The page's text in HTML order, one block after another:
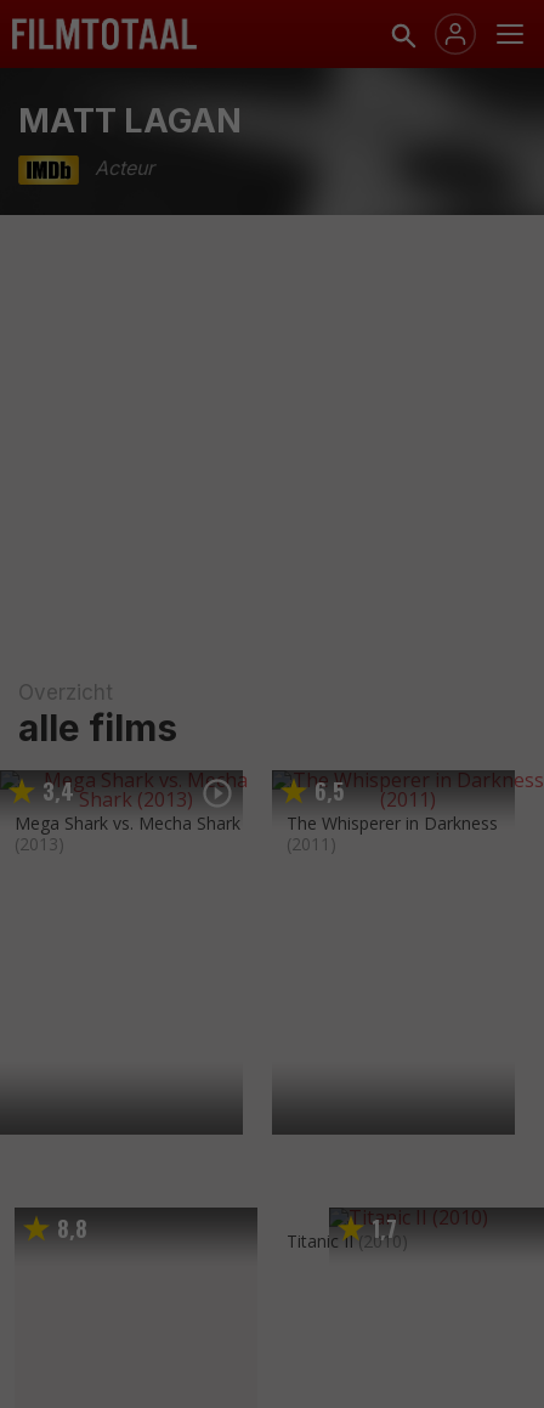
MATT LAGAN
Acteur
Overzicht
alle films
3,4
Mega Shark vs. Mecha Shark
(2013)
6,5
The Whisperer in Darkness
(2011)
8,8 1,7
Titanic II (2010)